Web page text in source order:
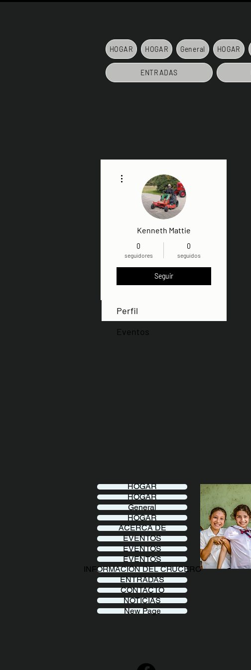
HOGAR HOGAR General HOGAR
ENTRADAS
Kenneth Mattie
0
seguidores
0
seguidos
Seguir
Perfil
Eventos
HOGAR
HOGAR
General
HOGAR
ACERCA DE
EVENTOS
EVENTOS
EVENTOS
INFORMACIÓN DEL CRUCERO
ENTRADAS
CONTACTO
NOTICIAS
New Page